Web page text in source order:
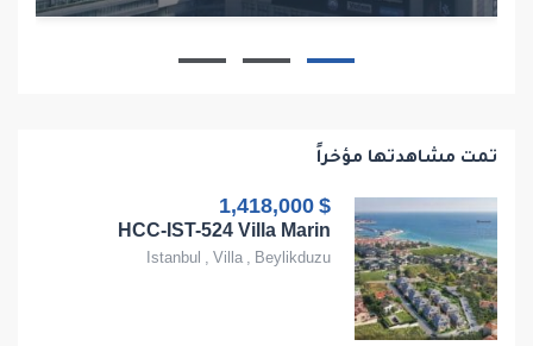
تمت مشاهدتها مؤخراً
$ 1,418,000
HCC-IST-524 Villa Marin
Istanbul , Villa , Beylikduzu